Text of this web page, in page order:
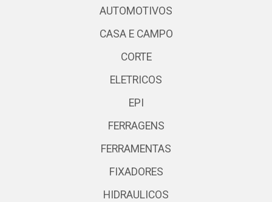
AUTOMOTIVOS
CASA E CAMPO
CORTE
ELETRICOS
EPI
FERRAGENS
FERRAMENTAS
FIXADORES
HIDRAULICOS